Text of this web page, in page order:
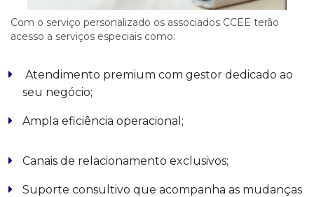
Com o serviço personalizado os associados CCEE terão
acesso a serviços especiais como:
Atendimento premium com gestor dedicado ao
seu negócio;
Ampla eficiência operacional;
Canais de relacionamento exclusivos;
Suporte consultivo que acompanha as mudanças